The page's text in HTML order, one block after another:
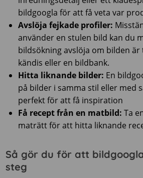
bildgoogla för att få veta var
Avslöja fejkade profiler:
använder en stulen bild kan du
bildsökning avslöja om bilden är
kändis eller en bildbank.
Hitta liknande bilder: En
på bilder i samma stil eller med
perfekt för att få inspiration
Få recept från en matbild: Ta
maträtt för att hitta liknande
Så gör du för att
steg